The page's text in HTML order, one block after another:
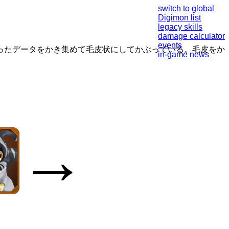
switch to global
Digimon list
legacy skills
damage calculator
events
in-game news
データをかき集めて毛皮状にしてかぶっている。毛皮をか
→